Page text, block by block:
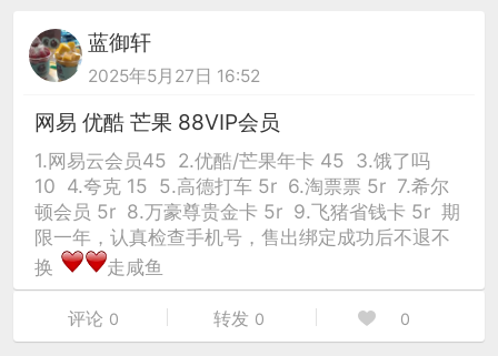
蓝御轩
2025年5月27日 16:52
网易 优酷 芒果 88VIP会员
1.网易云会员45 2.优酷/芒果年卡 45 3.饿了吗
10 4.夸克 15 5.高德打车 5r 6.淘票票 5r 7.希尔
顿会员 5r 8.万豪尊贵金卡 5r 9.飞猪省钱卡 5r 期
限一年，认真检查手机号，售出绑定成功后不退不
换
走咸鱼
评论 0 转发 0 0